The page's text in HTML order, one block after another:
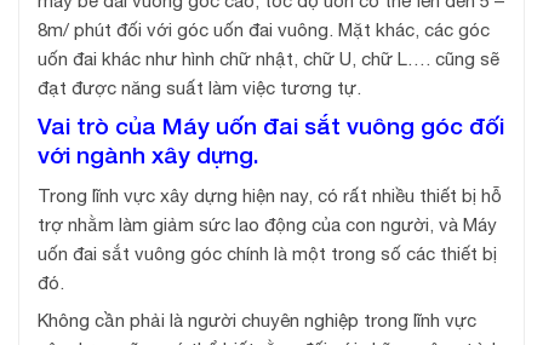
8m/ phút đối với góc uốn đai vuông. Mặt khác, các góc
uốn đai khác như hình chữ nhật, chữ U, chữ L…. cũng sẽ
đạt được năng suất làm việc tương tự.
Vai trò của Máy uốn đai sắt vuông góc đối
với ngành xây dựng.
Trong lĩnh vực xây dựng hiện nay, có rất nhiều thiết bị hỗ
trợ nhằm làm giảm sức lao động của con người, và Máy
uốn đai sắt vuông góc chính là một trong số các thiết bị
đó.
Không cần phải là người chuyên nghiệp trong lĩnh vực